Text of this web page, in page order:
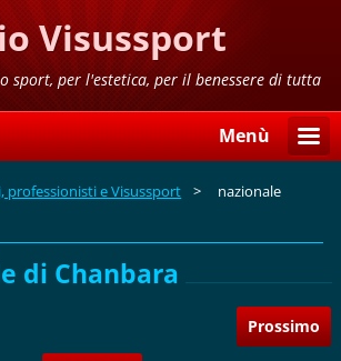
Visussport
sport, per l'estetica, per il benessere di tutta
Menù
professionisti e Visussport >
nazionale
di Chanbara
Prossimo